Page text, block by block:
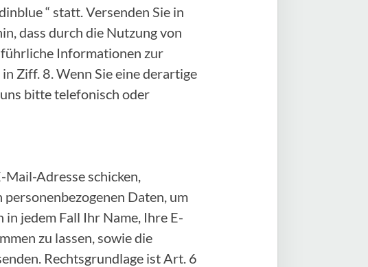
“ statt. Versenden Sie in
dass durch die Nutzung von
Informationen zur
Ziff. 8. Wenn Sie eine derartige
bitte telefonisch oder
Adresse schicken,
Daten, um
jedem Fall Ihr Name, Ihre E-
zu lassen, sowie die
Rechtsgrundlage ist Art. 6